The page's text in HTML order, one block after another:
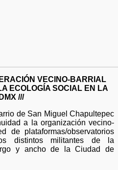
VECINO-BARRIAL
ECOLOGÍA SOCIAL EN LA
///
de San Miguel Chapultepec
a la organización vecino-
de plataformas/observatorios
distintos militantes de la
y ancho de la Ciudad de